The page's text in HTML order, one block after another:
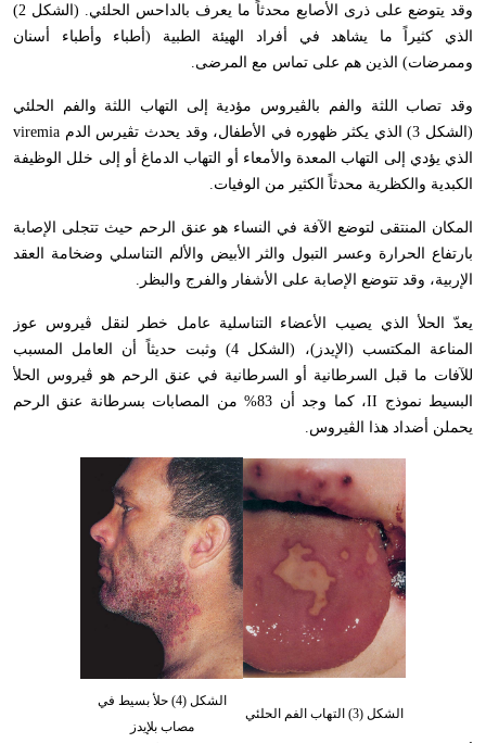
وقد يتوضع على ذرى الأصابع محدثاً ما يعرف بالداحس الحلئي. (الشكل 2)
الذي كثيراً ما يشاهد في أفراد الهيئة الطبية (أطباء وأطباء أسنان
وممرضات) الذين هم على تماس مع المرضى.
وقد تصاب اللثة والفم بالڤيروس مؤدية إلى التهاب اللثة والفم الحلئي
(الشكل 3) الذي يكثر ظهوره في الأطفال، وقد يحدث تڤيرس الدم
viremia
الذي يؤدي إلى التهاب المعدة والأمعاء أو التهاب الدماغ أو إلى خلل الوظيفة
الكبدية والكظرية محدثاً الكثير من الوفيات.
المكان المنتقى لتوضع الآفة في النساء هو عنق الرحم حيث تتجلى الإصابة
بارتفاع الحرارة وعسر التبول والثر الأبيض والألم التناسلي وضخامة العقد
الإربية، وقد تتوضع الإصابة على الأشفار والفرج والبظر.
يعدّ الحلأ الذي يصيب الأعضاء التناسلية عامل خطر لنقل ڤيروس عوز
المناعة المكتسب (الإيدز)، (الشكل 4) وثبت حديثاً أن العامل المسبب
للآفات ما قبل السرطانية أو السرطانية في عنق الرحم هو ڤيروس الحلأ
البسيط نموذج II
، كما وجد أن 83% من المصابات بسرطانة عنق الرحم
يحملن أضداد هذا الڤيروس.
الشكل (3) التهاب الفم الحلئي
الشكل (4) حلأ بسيط في
مصاب بلإيدز